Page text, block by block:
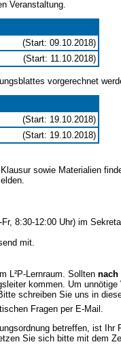
Veranstaltung.
(Start: 09.10.2018)
(Start: 11.10.2018)
vorgerechnet
(Start: 19.10.2018)
(Start: 19.10.2018)
sowie Materialien
8:30-12:00 Uhr) im
mit.
L²P-Lernraum. Sollten nach
kommen. Um unnötige
schreiben Sie uns in
Fragen per E-Mail.
betreffen, ist Ihr
Sie sich bitte mit dem